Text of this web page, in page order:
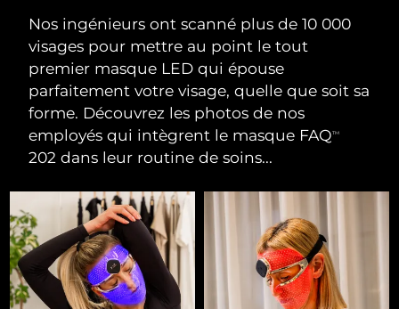
Nos ingénieurs ont scanné plus de 10 000
visages pour mettre au point le tout
premier masque LED qui épouse
parfaitement votre visage, quelle que soit sa
forme. Découvrez les photos de nos
employés qui intègrent le masque FAQTM
202 dans leur routine de soins...